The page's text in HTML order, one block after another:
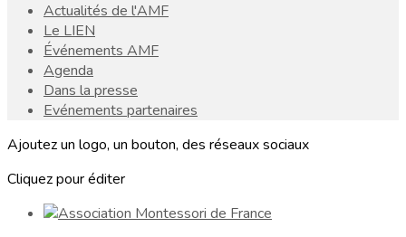
Actualités de l'AMF
Le LIEN
Événements AMF
Agenda
Dans la presse
Evénements partenaires
Ajoutez un logo, un bouton, des réseaux sociaux
Cliquez pour éditer